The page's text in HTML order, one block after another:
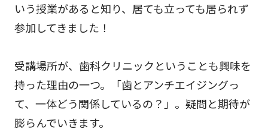
いう授業があると知り、居ても立っても居られず
参加してきました！
受講場所が、歯科クリニックということも興味を
持った理由の一つ。「歯とアンチエイジングっ
て、一体どう関係しているの？」。疑問と期待が
膨らんでいきます。